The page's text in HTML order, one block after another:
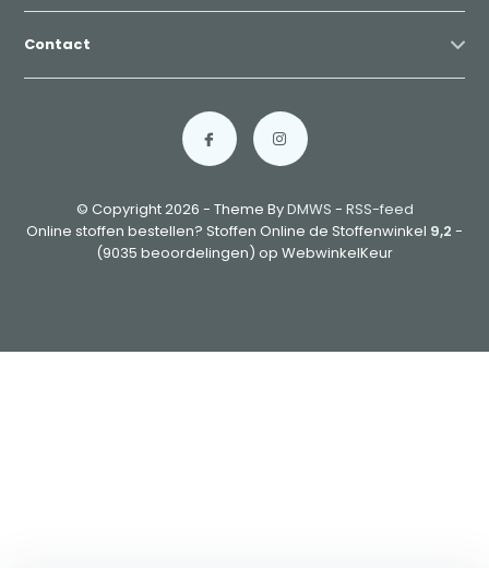
Contact
© Copyright 2026 - Theme ByDMWS - RSS-feed
Online stoffen bestellen? Stoffen Online de Stoffenwinkel 9,2 -
(9035 beoordelingen) op WebwinkelKeur